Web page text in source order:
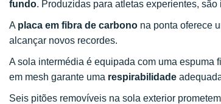
fundo. Produzidas para atletas experientes,
A placa em fibra de carbono na ponta oferece
alcançar novos recordes.
A sola intermédia é equipada com uma espuma
em mesh garante uma respirabilidade
Seis pitões removíveis na sola exterior